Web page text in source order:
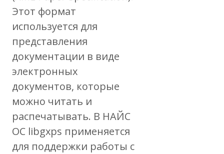
Этот формат
используется для
представления
документации в виде
электронных
документов, которые
можно читать и
распечатывать. В НАЙС
ОС libgxps применяется
для поддержки работы с